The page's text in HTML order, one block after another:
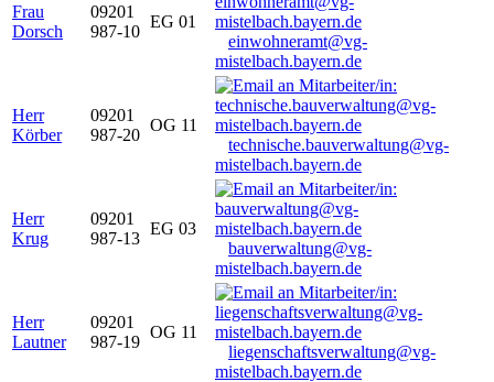
Frau
Dorsch
09201
987-10
EG 01
einwohneramt@vg-
mistelbach.bayern.de
Herr
Körber
09201
987-20
OG 11
technische.bauverwaltung@vg-
mistelbach.bayern.de
Herr
Krug
09201
987-13
EG 03
bauverwaltung@vg-
mistelbach.bayern.de
Herr
Lautner
09201
987-19
OG 11
liegenschaftsverwaltung@vg-
mistelbach.bayern.de